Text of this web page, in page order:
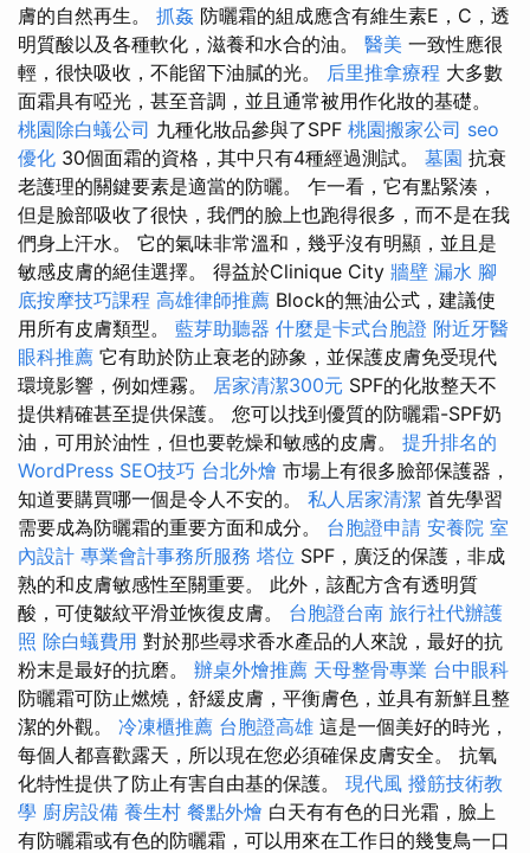
膚的自然再生。 抓姦 防曬霜的組成應含有維生素E，C，透
明質酸以及各種軟化，滋養和水合的油。 醫美 一致性應很
輕，很快吸收，不能留下油膩的光。 后里推拿療程 大多數
面霜具有啞光，甚至音調，並且通常被用作化妝的基礎。
桃園除白蟻公司 九種化妝品參與了SPF 桃園搬家公司 seo
優化 30個面霜的資格，其中只有4種經過測試。 墓園 抗衰
老護理的關鍵要素是適當的防曬。 乍一看，它有點緊湊，
但是臉部吸收了很快，我們的臉上也跑得很多，而不是在我
們身上汗水。 它的氣味非常溫和，幾乎沒有明顯，並且是
敏感皮膚的絕佳選擇。 得益於Clinique City 牆壁 漏水 腳
底按摩技巧課程 高雄律師推薦 Block的無油公式，建議使
用所有皮膚類型。 藍芽助聽器 什麼是卡式台胞證 附近牙醫
眼科推薦 它有助於防止衰老的跡象，並保護皮膚免受現代
環境影響，例如煙霧。 居家清潔300元 SPF的化妝整天不
提供精確甚至提供保護。 您可以找到優質的防曬霜-SPF奶
油，可用於油性，但也要乾燥和敏感的皮膚。 提升排名的
WordPress SEO技巧 台北外燴 市場上有很多臉部保護器，
知道要購買哪一個是令人不安的。 私人居家清潔 首先學習
需要成為防曬霜的重要方面和成分。 台胞證申請 安養院 室
內設計 專業會計事務所服務 塔位 SPF，廣泛的保護，非成
熟的和皮膚敏感性至關重要。 此外，該配方含有透明質
酸，可使皺紋平滑並恢復皮膚。 台胞證台南 旅行社代辦護
照 除白蟻費用 對於那些尋求香水產品的人來說，最好的抗
粉末是最好的抗磨。 辦桌外燴推薦 天母整骨專業 台中眼科
防曬霜可防止燃燒，舒緩皮膚，平衡膚色，並具有新鮮且整
潔的外觀。 冷凍櫃推薦 台胞證高雄 這是一個美好的時光，
每個人都喜歡露天，所以現在您必須確保皮膚安全。 抗氧
化特性提供了防止有害自由基的保護。 現代風 撥筋技術教
學 廚房設備 養生村 餐點外燴 白天有有色的日光霜，臉上
有防曬霜或有色的防曬霜，可以用來在工作日的幾隻鳥一口